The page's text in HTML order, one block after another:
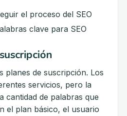
el proceso del SEO
clave para SEO
planes de suscripción. Los
servicios, pero la
cantidad de palabras que
el plan básico, el usuario